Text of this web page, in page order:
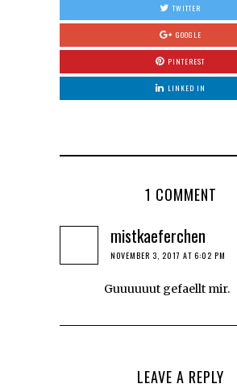
TWITTER
GOOGLE
PINTEREST
LINKED IN
1 COMMENT
mistkaeferchen
NOVEMBER 3, 2017 AT 6:02 PM
Guuuuuut gefaellt mir.
LEAVE A REPLY